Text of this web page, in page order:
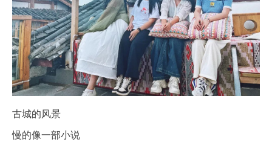
古城的风景
慢的像一部小说